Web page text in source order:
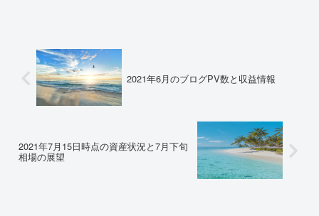
2021年6月のブログPV数と収益情報
2021年7月15日時点の資産状況と7月下旬
相場の展望